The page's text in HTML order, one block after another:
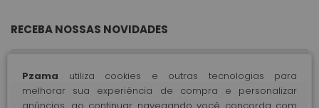
Pzama utiliza cookies e outras tecnologias para
melhorar sua experiência de compra e personalizar
anúncios, ao continuar navegando você concorda com
RECEBA NOSSAS NOVIDADES
CADASTRE-SE